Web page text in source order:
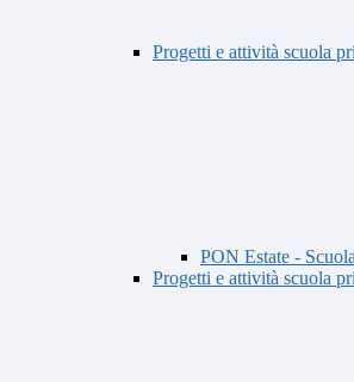
Progetti e attività scuola
PON Estate -
Progetti e attività scuola